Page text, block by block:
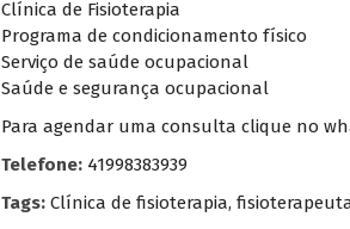
Clínica de Fisioterapia
Programa de condicionamento físico
Serviço de saúde ocupacional
Saúde e segurança ocupacional
Para agendar uma consulta clique no
Telefone: 41998383939
Tags: Clínica de fisioterapia,